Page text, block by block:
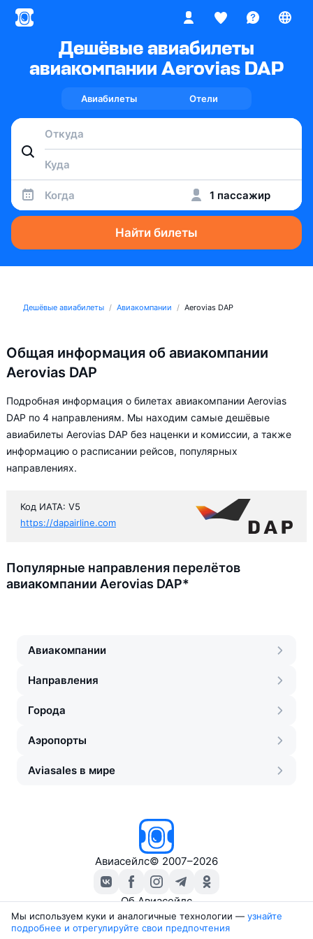
Дешёвые авиабилеты
авиакомпании Aerovias DAP
Авиабилеты Отели
Когда 1 пассажир
Найти билеты
Дешёвые авиабилеты Авиакомпании Aerovias DAP
Общая информация об авиакомпании
Aerovias DAP
Подробная информация о билетах авиакомпании Aerovias
DAP по 4 направлениям. Мы находим самые дешёвые
авиабилеты Aerovias DAP без наценки и комиссии, а также
информацию о расписании рейсов, популярных
направлениях.
Код ИАТА: V5
https://dapairline.com
Популярные направления перелётов
авиакомпании Aerovias DAP*
Авиакомпании
Направления
Города
Аэропорты
Aviasales в мире
Авиасейлс© 2007–2026
Об Авиасейлс
Пресс‑центр
Travelpayouts
Мы используем куки и аналогичные технологии — узнайте
подробнее и отрегулируйте свои предпочтения